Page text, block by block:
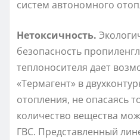
систем автономного
Нетоксичность.
безопасность
теплоносителя дает
«Термагент» в
отопления, не опасаясь
количество вещества
ГВС. Представленный